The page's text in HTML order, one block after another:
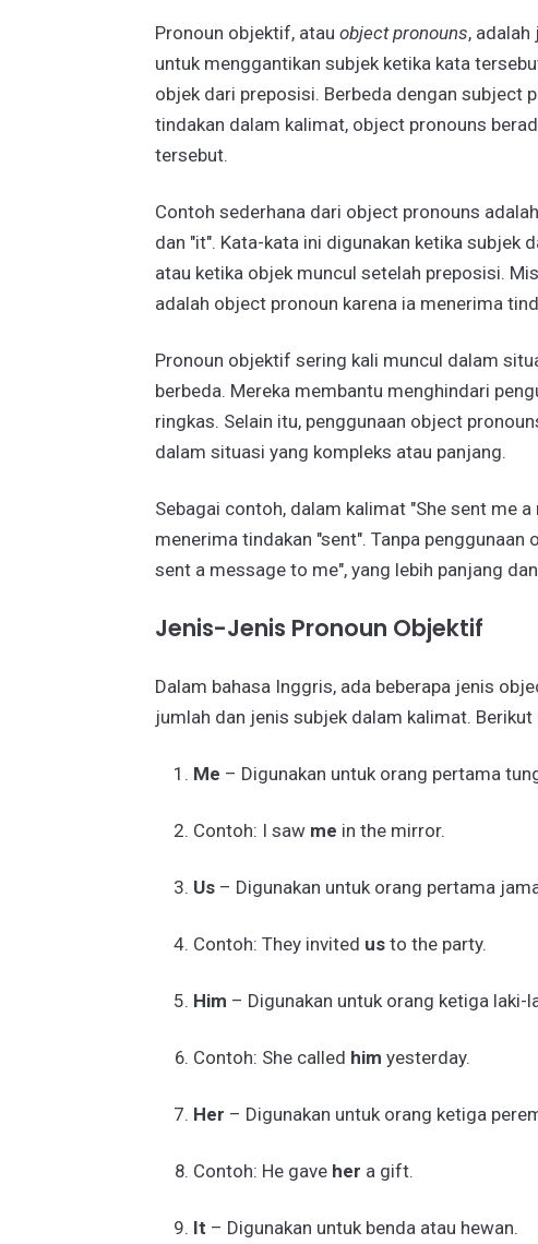
Pronoun objektif, atau object pronouns,
untuk menggantikan subjek ketika kata
objek dari preposisi. Berbeda dengan subject
tindakan dalam kalimat, object pronouns
tersebut.
Contoh sederhana dari object pronouns adalah
dan "it". Kata-kata ini digunakan ketika subjek
atau ketika objek muncul setelah preposisi.
adalah object pronoun karena ia menerima
Pronoun objektif sering kali muncul dalam
berbeda. Mereka membantu menghindari
ringkas. Selain itu, penggunaan object
dalam situasi yang kompleks atau panjang.
Sebagai contoh, dalam kalimat "She sent me
menerima tindakan "sent". Tanpa
sent a message to me", yang lebih panjang
Jenis-Jenis Pronoun Objektif
Dalam bahasa Inggris, ada beberapa jenis
jumlah dan jenis subjek dalam kalimat.
Me – Digunakan untuk orang pertama
Contoh: I saw me in the mirror.
Us – Digunakan untuk orang pertama
Contoh: They invited us to the party.
Him – Digunakan untuk orang ketiga laki-
Contoh: She called him yesterday.
Her – Digunakan untuk orang ketiga
Contoh: He gave her a gift.
It – Digunakan untuk benda atau hewan.